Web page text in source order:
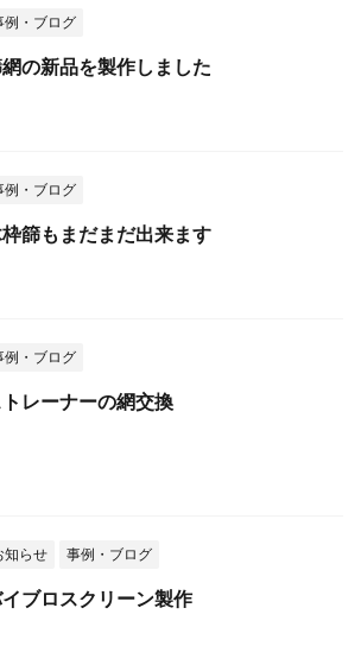
例・ブログ
の新品を製作しました
例・ブログ
篩もまだまだ出来ます
例・ブログ
トレーナーの網交換
知らせ 事例・ブログ
ブロスクリーン製作